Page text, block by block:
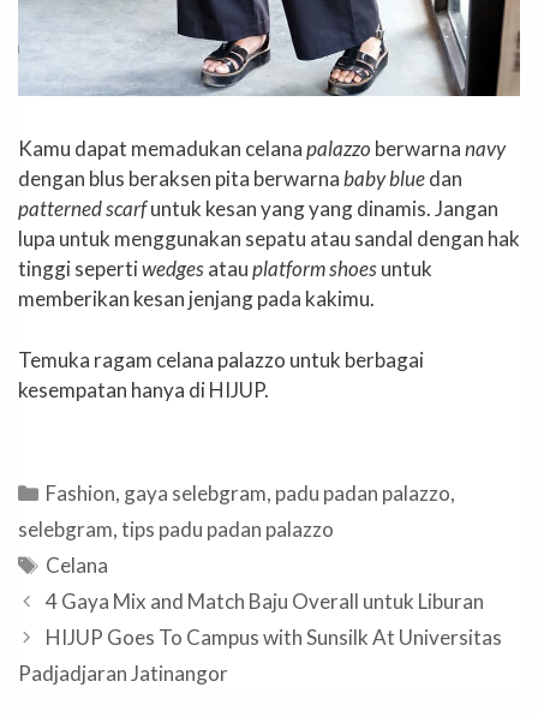
Kamu dapat memadukan celanapalazzo berwarnanavy
dengan blus beraksen pita berwarnababy bluedan
patterned scarfuntuk kesan yang yang dinamis. Jangan
lupa untuk menggunakan sepatu atau sandal dengan hak
tinggi sepertiwedgesatauplatform shoesuntuk
memberikan kesan jenjang pada kakimu.
Temuka ragam celana palazzo untuk berbagai
kesempatan hanya di HIJUP.
Categories
Fashion, gaya selebgram, padu padan palazzo,
selebgram,tips padu padan palazzo
Tags
Celana
4 Gaya Mix and Match Baju Overall untuk Liburan
HIJUP Goes To Campus with Sunsilk At Universitas
Padjadjaran Jatinangor